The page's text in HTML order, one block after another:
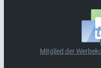
Mitglied der